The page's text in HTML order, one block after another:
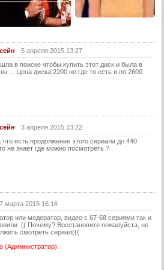
5 апреля 2015 13:27
в поиске чтобы купить этот диск и была в
... Цена диска 2200 но где то есть и по 2600
3 апреля 2015 13:22
есть продолжение этого сериала до 440
не знает где можно посмотреть ?
марта 2015 16:16
или модератор, видео с 67-68 сериями так и
:(( Почему? Восстановите пожалуйста, не
смотреть сериал(((
(Администратор).